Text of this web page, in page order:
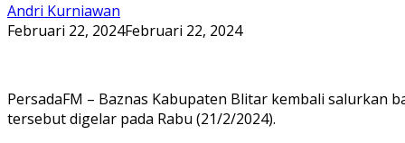
Andri Kurniawan
Februari 22, 2024Februari 22, 2024
PersadaFM – Baznas Kabupaten Blitar kembali
tersebut digelar pada Rabu (21/2/2024).